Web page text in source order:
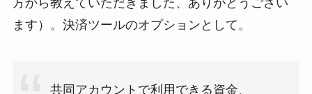
ます）。決済ツールのオプションとして。
共同アカウントで利用できる資金、